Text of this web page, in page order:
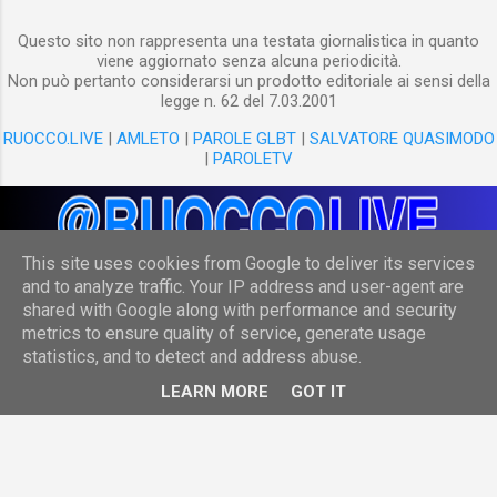
Questo sito non rappresenta una testata giornalistica in quanto
viene aggiornato senza alcuna periodicità.
Non può pertanto considerarsi un prodotto editoriale ai sensi della
legge n. 62 del 7.03.2001
RUOCCO.LIVE| AMLETO | PAROLE GLBT| SALVATORE QUASIMODO
| PAROLETV
Powered by Blogger
(c) Danilo Ruocco
This site uses cookies from Google to deliver its services
and to analyze traffic. Your IP address and user-agent are
shared with Google along with performance and security
metrics to ensure quality of service, generate usage
statistics, and to detect and address abuse.
LEARN MORE GOT IT